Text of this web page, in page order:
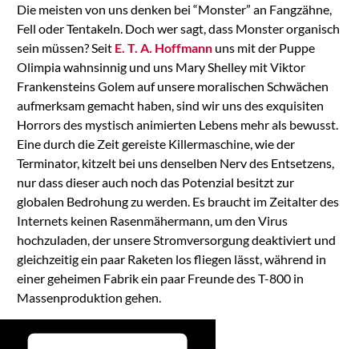
Die meisten von uns denken bei “Monster” an Fangzähne,
Fell oder Tentakeln. Doch wer sagt, dass Monster organisch
sein müssen? Seit E. T. A. Hoffmannuns mit der Puppe
Olimpia wahnsinnig und uns Mary Shelley mit Viktor
Frankensteins Golem auf unsere moralischen Schwächen
aufmerksam gemacht haben, sind wir uns des exquisiten
Horrors des mystisch animierten Lebens mehr als bewusst.
Eine durch die Zeit gereiste Killermaschine, wie der
Terminator, kitzelt bei uns denselben Nerv des Entsetzens,
nur dass dieser auch noch das Potenzial besitzt zur
globalen Bedrohung zu werden. Es braucht im Zeitalter des
Internets keinen Rasenmähermann, um den Virus
hochzuladen, der unsere Stromversorgung deaktiviert und
gleichzeitig ein paar Raketen los fliegen lässt, während in
einer geheimen Fabrik ein paar Freunde des T-800 in
Massenproduktion gehen.